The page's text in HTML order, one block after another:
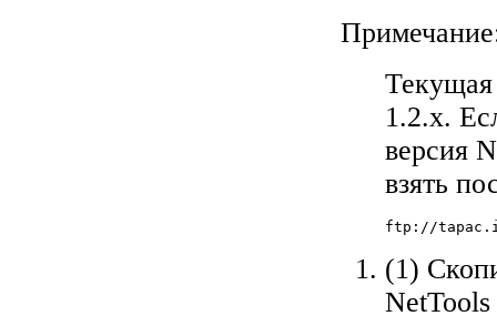
Текущая
1.2.x.
версия
взять
ftp://
(1)
NetTools